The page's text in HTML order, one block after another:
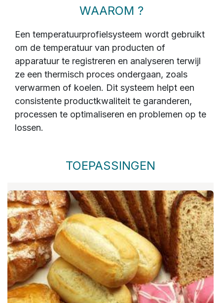
WAAROM ?
Een temperatuurprofielsysteem wordt gebruikt
om de temperatuur van producten of
apparatuur te registreren en analyseren terwijl
ze een thermisch proces ondergaan, zoals
verwarmen of koelen. Dit systeem helpt een
consistente productkwaliteit te garanderen,
processen te optimaliseren en problemen op te
lossen.
TOEPASSINGEN